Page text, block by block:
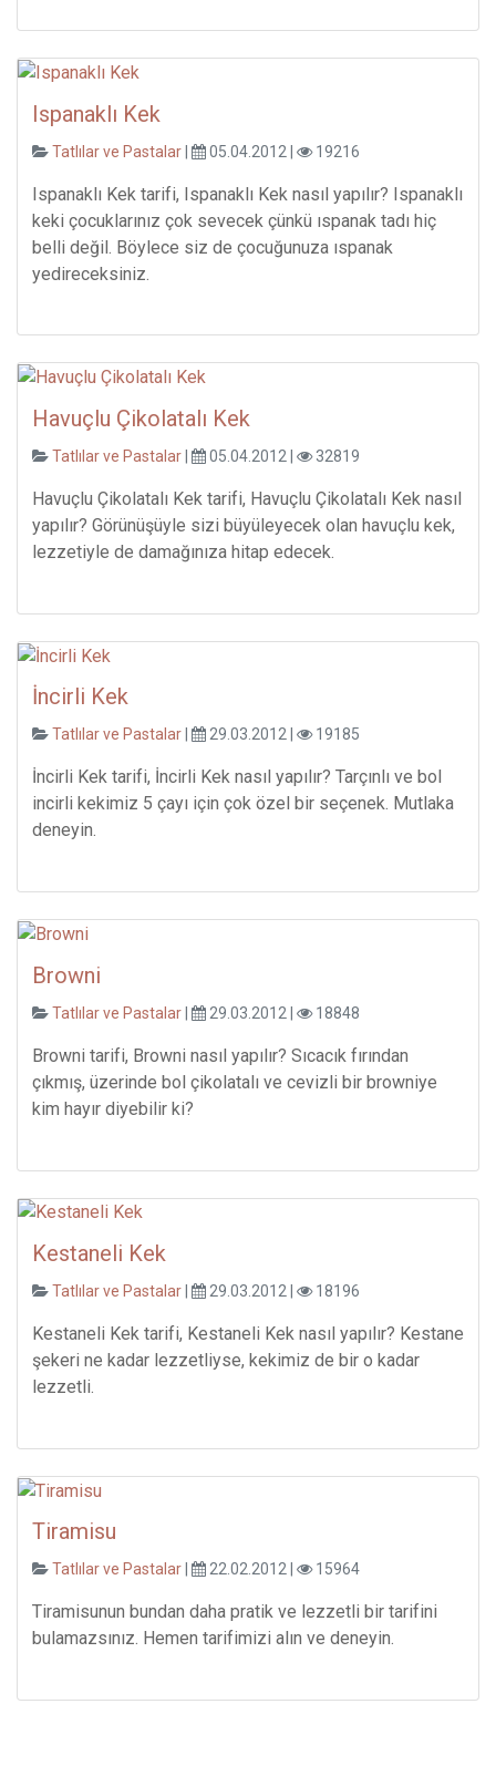
Ispanaklı Kek
Tatlılar ve Pastalar 05.04.2012 | 19216
Ispanaklı Kek tarifi, Ispanaklı Kek nasıl yapılır? Ispanaklı
keki çocuklarınız çok sevecek çünkü ıspanak tadı hiç
belli değil. Böylece siz de çocuğunuza ıspanak
yedireceksiniz.
Havuçlu Çikolatalı Kek
Tatlılar ve Pastalar 05.04.2012 | 32819
Havuçlu Çikolatalı Kek tarifi, Havuçlu Çikolatalı Kek nasıl
yapılır? Görünüşüyle sizi büyüleyecek olan havuçlu kek,
lezzetiyle de damağınıza hitap edecek.
İncirli Kek
Tatlılar ve Pastalar 29.03.2012 | 19185
İncirli Kek tarifi, İncirli Kek nasıl yapılır? Tarçınlı ve bol
incirli kekimiz 5 çayı için çok özel bir seçenek. Mutlaka
deneyin.
Browni
Tatlılar ve Pastalar 29.03.2012 | 18848
Browni tarifi, Browni nasıl yapılır? Sıcacık fırından
çıkmış, üzerinde bol çikolatalı ve cevizli bir browniye
kim hayır diyebilir ki?
Kestaneli Kek
Tatlılar ve Pastalar 29.03.2012 | 18196
Kestaneli Kek tarifi, Kestaneli Kek nasıl yapılır? Kestane
şekeri ne kadar lezzetliyse, kekimiz de bir o kadar
lezzetli.
Tiramisu
Tatlılar ve Pastalar 22.02.2012 | 15964
Tiramisunun bundan daha pratik ve lezzetli bir tarifini
bulamazsınız. Hemen tarifimizi alın ve deneyin.